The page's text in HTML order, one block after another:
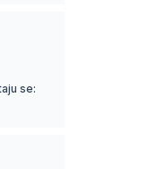
se: